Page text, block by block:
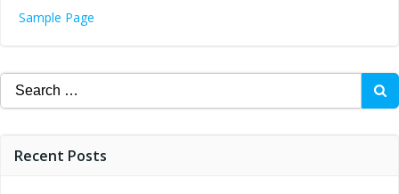
Sample Page
Search
for:
Recent Posts